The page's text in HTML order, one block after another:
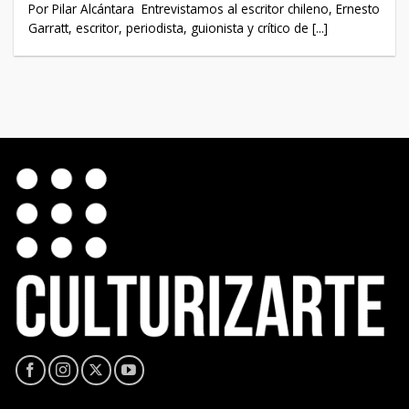
Por Pilar Alcántara Entrevistamos al escritor chileno, Ernesto
Garratt, escritor, periodista, guionista y crítico de [...]